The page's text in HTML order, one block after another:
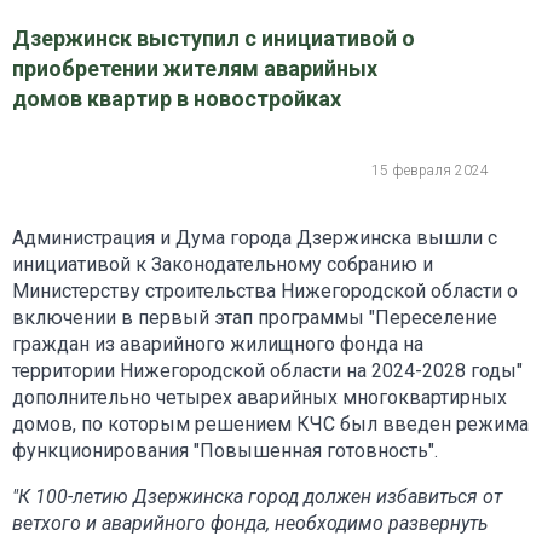
Дзержинск выступил с инициативой о
приобретении жителям аварийных
домов квартир в новостройках
15 февраля 2024
Администрация и Дума города Дзержинска вышли с
инициативой к Законодательному собранию и
Министерству строительства Нижегородской области о
включении в первый этап программы "Переселение
граждан из аварийного жилищного фонда на
территории Нижегородской области на 2024-2028 годы"
дополнительно четырех аварийных многоквартирных
домов, по которым решением КЧС был введен режима
функционирования "Повышенная готовность".
"К 100-летию Дзержинска город должен избавиться от
ветхого и аварийного фонда, необходимо развернуть